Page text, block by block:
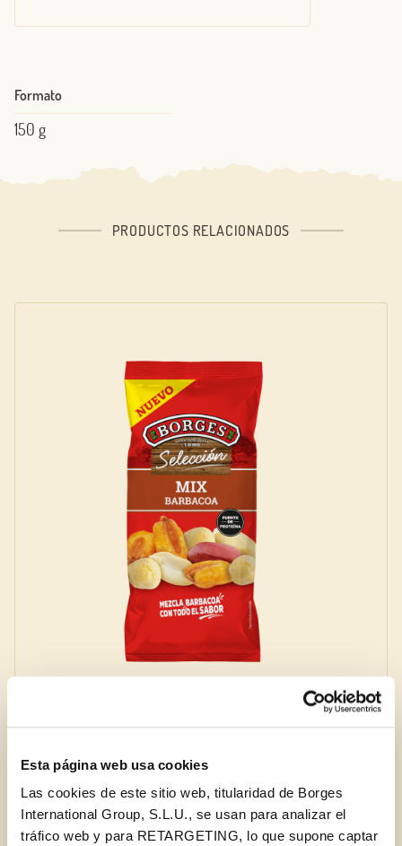
Esta página web usa cookies
Las cookies de este sitio web, titularidad de Borges
International Group, S.L.U., se usan para analizar el
tráfico web y para RETARGETING, lo que supone captar
Formato
150 g
PRODUCTOS RELACIONADOS
Mix barbacoa